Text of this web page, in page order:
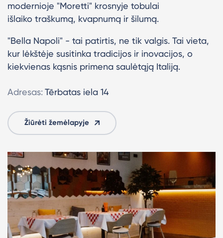
modernioje "Moretti" krosnyje tobulai
išlaiko traškumą, kvapnumą ir šilumą.
"Bella Napoli" - tai patirtis, ne tik valgis. Tai vieta,
kur lėkštėje susitinka tradicijos ir inovacijos, o
kiekvienas kąsnis primena saulėtąją Italiją.
Adresas: Tērbatas iela 14
Žiūrėti žemėlapyje